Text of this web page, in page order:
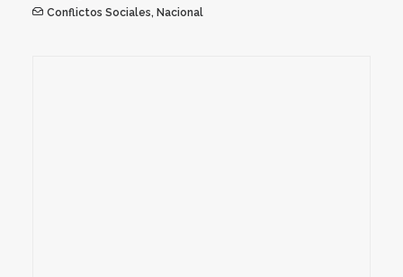
Conflictos Sociales, Nacional